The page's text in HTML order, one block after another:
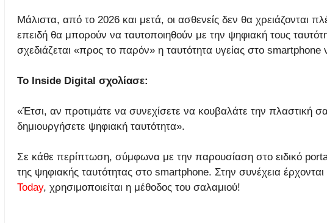
Μάλιστα, από το 2026 και μετά, οι ασθενείς δεν θα χρειάζονται
επειδή θα μπορούν να ταυτοποιηθούν με την ψηφιακή τους
σχεδιάζεται «προς το παρόν» η ταυτότητα υγείας στο smartphone
Το Inside Digital σχολίασε:
«Έτσι, αν προτιμάτε να συνεχίσετε να κουβαλάτε την πλαστική
δημιουργήσετε ψηφιακή ταυτότητα».
Σε κάθε περίπτωση, σύμφωνα με την παρουσίαση στο ειδικό
της ψηφιακής ταυτότητας στο smartphone. Στην συνέχεια
Today, χρησιμοποιείται η μέθοδος του σαλαμιού!